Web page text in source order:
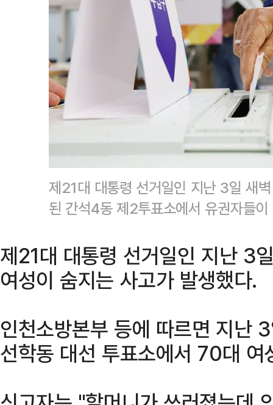
제21대 대통령 선거일인 지난 3일 새
된 간석4동 제2투표소에서 유권자들
제21대 대통령 선거일인 지난 3
여성이 숨지는 사고가 발생했다.
인천소방본부 등에 따르면 지난
선학동 대선 투표소에서 70대 여